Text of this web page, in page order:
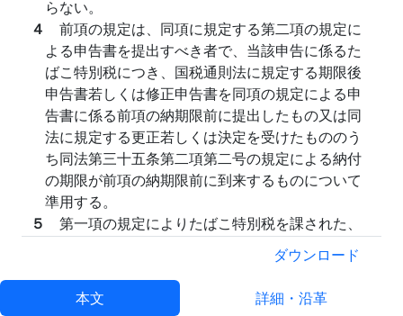
らない。
４ 前項の規定は、同項に規定する第二項の規定に
よる申告書を提出すべき者で、当該申告に係るた
ばこ特別税につき、国税通則法に規定する期限後
申告書若しくは修正申告書を同項の規定による申
告書に係る前項の納期限前に提出したもの又は同
法に規定する更正若しくは決定を受けたもののう
ち同法第三十五条第二項第二号の規定による納付
の期限が前項の納期限前に到来するものについて
準用する。
５ 第一項の規定によりたばこ特別税を課された、
又は課されるべき製造たばこのうち、特定販売業
者が、自ら保税地域から引き取った製造たばこで
販売のため所持するものを輸出した場合又は自ら
保税地域から引き取った製造たばこで販売のため
ダウンロード
本文 詳細・沿革